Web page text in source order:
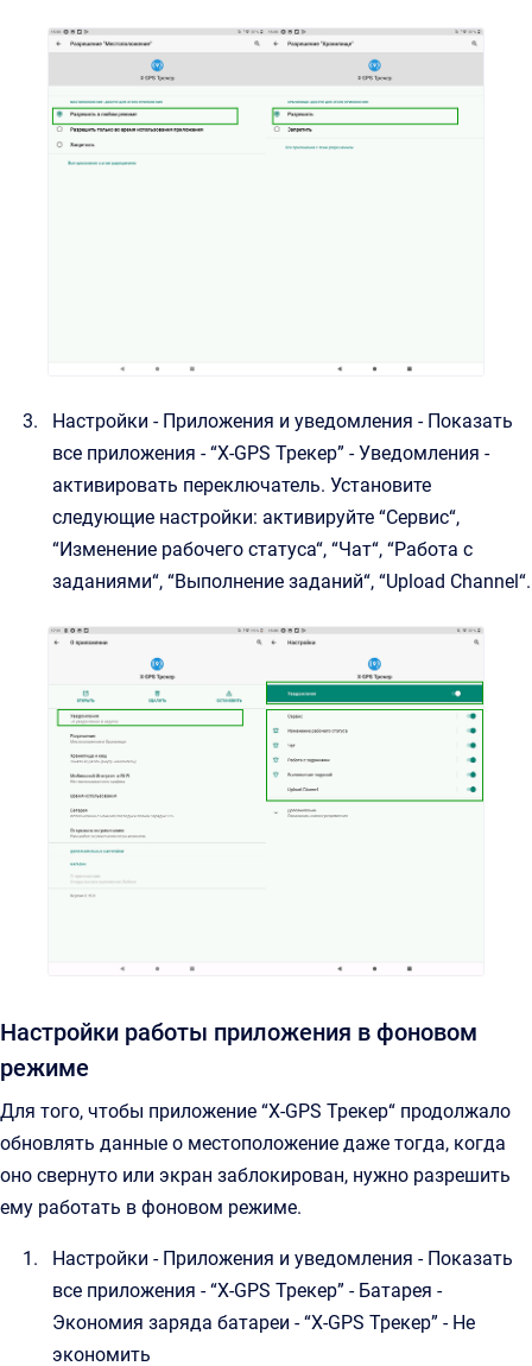
Настройки - Приложения и уведомления - Показать
все приложения - “X-GPS Трекер” - Уведомления -
активировать переключатель. Установите
следующие настройки: активируйте “Сервис“,
“Изменение рабочего статуса“, “Чат“, “Работа с
заданиями“, “Выполнение заданий“, “Upload Channel“.
Настройки работы приложения в фоновом
режиме
Для того, чтобы приложение “X-GPS Трекер“ продолжало
обновлять данные о местоположение даже тогда, когда
оно свернуто или экран заблокирован, нужно разрешить
ему работать в фоновом режиме.
Настройки - Приложения и уведомления - Показать
все приложения - “X-GPS Трекер” - Батарея -
Экономия заряда батареи - “X-GPS Трекер” - Не
экономить